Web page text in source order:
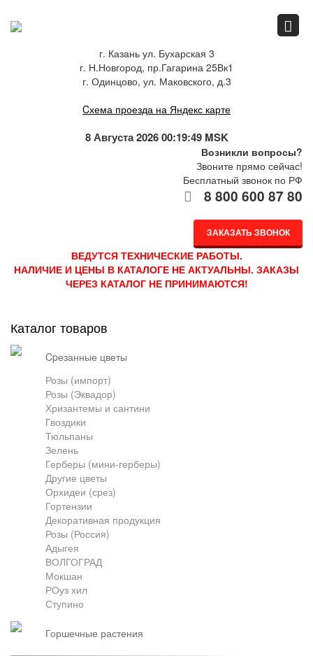
г. Казань ул. Бухарская 3
г. Н.Новгород, пр.Гагарина 25Вк1
г. Одинцово, ул. Маковского, д.3
Cхема проезда на Яндекс карте
8 Августа 2026 00:19:49 MSK
Возникли вопросы?
Звоните прямо сейчас!
Бесплатный звонок по РФ
8 800 600 87 80
ЗАКАЗАТЬ ЗВОНОК
Спец.предложения
Как купить
Доставка
Контакты
Франшиза
ВЕДУТСЯ ТЕХНИЧЕСКИЕ РАБОТЫ.
НАЛИЧИЕ И ЦЕНЫ В КАТАЛОГЕ НЕ АКТУАЛЬНЫ. ЗАКАЗЫ
ЧЕРЕЗ КАТАЛОГ НЕ ПРИНИМАЮТСЯ!
Каталог товаров
cpезанные цветы
Розы (импорт)
Розы (Эквадор)
Хризантемы и сантини
Гвоздики
Тюльпаны
Зелень
Герберы (мини-герберы)
Другие цветы
Орхидеи (срез)
Гортензии
Декоративная продукция
Розы (Россия)
Адыгея
ВОЛГОГРАД
Мокшан
РОуз хил
Ступино
горшечные растения